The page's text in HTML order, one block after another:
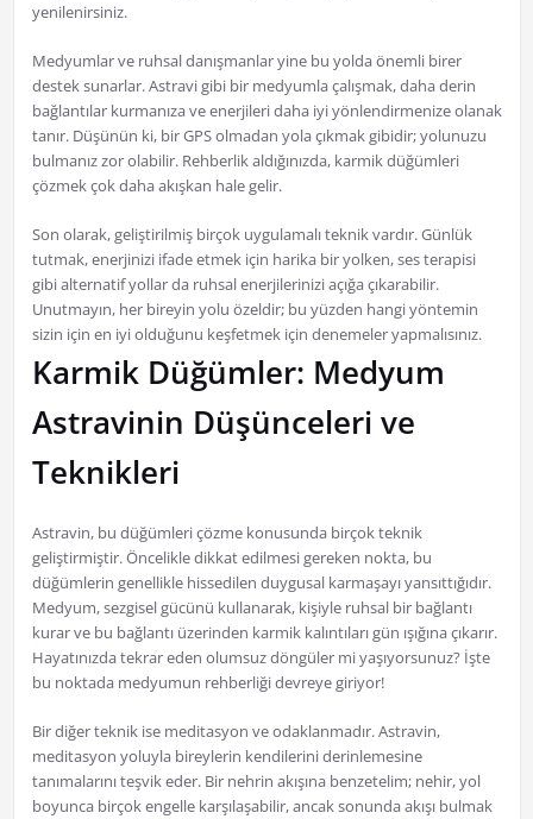
yenilenirsiniz.
Medyumlar ve ruhsal danışmanlar yine bu yolda önemli birer
destek sunarlar. Astravi gibi bir medyumla çalışmak, daha derin
bağlantılar kurmanıza ve enerjileri daha iyi yönlendirmenize olanak
tanır. Düşünün ki, bir GPS olmadan yola çıkmak gibidir; yolunuzu
bulmanız zor olabilir. Rehberlik aldığınızda, karmik düğümleri
çözmek çok daha akışkan hale gelir.
Son olarak, geliştirilmiş birçok uygulamalı teknik vardır. Günlük
tutmak, enerjinizi ifade etmek için harika bir yolken, ses terapisi
gibi alternatif yollar da ruhsal enerjilerinizi açığa çıkarabilir.
Unutmayın, her bireyin yolu özeldir; bu yüzden hangi yöntemin
sizin için en iyi olduğunu keşfetmek için denemeler yapmalısınız.
Karmik Düğümler: Medyum
Astravinin Düşünceleri ve
Teknikleri
Astravin, bu düğümleri çözme konusunda birçok teknik
geliştirmiştir. Öncelikle dikkat edilmesi gereken nokta, bu
düğümlerin genellikle hissedilen duygusal karmaşayı yansıttığıdır.
Medyum, sezgisel gücünü kullanarak, kişiyle ruhsal bir bağlantı
kurar ve bu bağlantı üzerinden karmik kalıntıları gün ışığına çıkarır.
Hayatınızda tekrar eden olumsuz döngüler mi yaşıyorsunuz? İşte
bu noktada medyumun rehberliği devreye giriyor!
Bir diğer teknik ise meditasyon ve odaklanmadır. Astravin,
meditasyon yoluyla bireylerin kendilerini derinlemesine
tanımalarını teşvik eder. Bir nehrin akışına benzetelim; nehir, yol
boyunca birçok engelle karşılaşabilir, ancak sonunda akışı bulmak